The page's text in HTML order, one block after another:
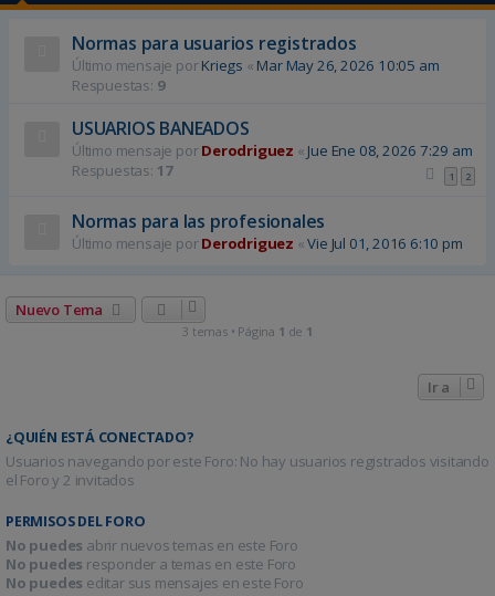
Normas para usuarios registrados
Último mensaje porKriegs « Mar May 26, 2026 10:05 am
Respuestas: 9
USUARIOS BANEADOS
Último mensaje porDerodriguez « Jue Ene 08, 2026 7:29 am
Respuestas: 17 1 2
Normas para las profesionales
Último mensaje porDerodriguez «Vie Jul 01, 2016 6:10 pm
Nuevo Tema
3 temas • Página 1 de 1
Ir a
¿QUIÉN ESTÁ CONECTADO?
Usuarios navegando por este Foro: No hay usuarios registrados visitando
el Foro y 2 invitados
PERMISOS DEL FORO
No puedes abrir nuevos temas en este Foro
No puedes responder a temas en este Foro
No puedes editar sus mensajes en este Foro